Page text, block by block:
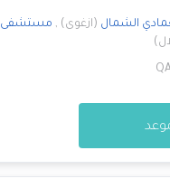
الشمال (ازغوى)
, مستشفى
)